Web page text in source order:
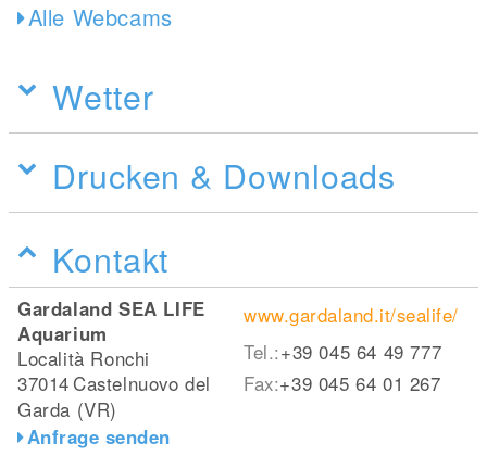
Alle Webcams
Wetter
Drucken & Downloads
Kontakt
Gardaland SEA LIFE
Aquarium
Località Ronchi
37014Castelnuovo del
Garda (VR)
Anfrage senden
www.gardaland.it/sealife/
Tel.:+39 045 64 49 777
Fax:+39 045 64 01 267